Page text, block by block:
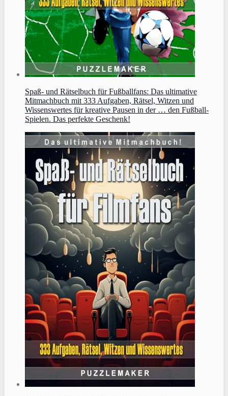
Spaß- und Rätselbuch für Fußballfans: Das ultimative
Mitmachbuch mit 333 Aufgaben, Rätsel, Witzen und
Wissenswertes für kreative Pausen in der … den Fußball-
Spielen. Das perfekte Geschenk!